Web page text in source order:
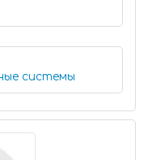
системы